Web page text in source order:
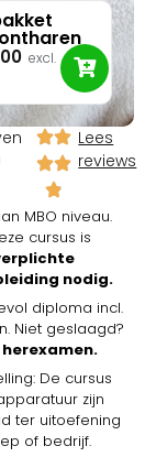
excl.
Lees
reviews
MBO niveau.
cursus is
nodig.
diploma incl.
Niet geslaagd?
De cursus
zijn
ter uitoefening
of bedrijf.